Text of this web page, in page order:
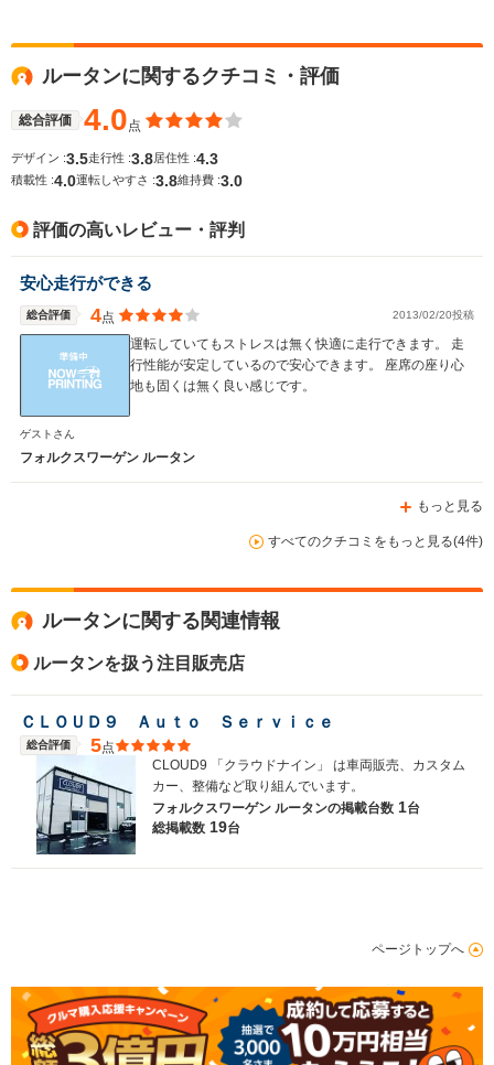
ルータンに関するクチコミ・評価
総合評価 4.0点
デザイン :3.5走行性 :3.8 居住性 :4.3
積載性 :4.0運転しやすさ :3.8維持費 :3.0
評価の高いレビュー・評判
安心走行ができる
総合評価 4点 2013/02/20投稿
運転していてもストレスは無く快適に走行できます。 走
行性能が安定しているので安心できます。 座席の座り心
地も固くは無く良い感じです。
ゲストさん
フォルクスワーゲン ルータン
もっと見る
すべてのクチコミをもっと見る(4件)
ルータンに関する関連情報
ルータンを扱う注目販売店
ＣＬＯＵＤ９ Ａｕｔｏ Ｓｅｒｖｉｃｅ
総合評価 5点
CLOUD9 「クラウドナイン」 は車両販売、カスタム
カー、整備など取り組んでいます。
フォルクスワーゲン ルータンの掲載台数 1台
総掲載数 19台
ページトップへ